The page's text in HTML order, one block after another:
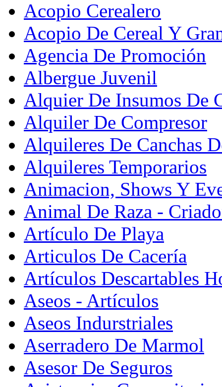
Acopio Cerealero
Acopio De Cereal Y
Agencia De Promoción
Albergue Juvenil
Alquier De Insumos De
Alquiler De Compresor
Alquileres De Canchas
Alquileres Temporarios
Animacion, Shows Y
Animal De Raza -
Artículo De Playa
Articulos De Cacería
Artículos Descartables
Aseos - Artículos
Aseos Indurstriales
Aserradero De Marmol
Asesor De Seguros